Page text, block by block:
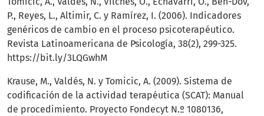
P., Reyes, L., Altimir, C. y Ramírez, I. (2006). Indicadores
genéricos de cambio en el proceso psicoterapéutico.
Revista Latinoamericana de Psicología, 38(2), 299-325.
https://bit.ly/3LQGwhM
Krause, M., Valdés, N. y Tomicic, A. (2009). Sistema de
codificación de la actividad terapéutica (SCAT): Manual
de procedimiento. Proyecto Fondecyt N.º 1080136,